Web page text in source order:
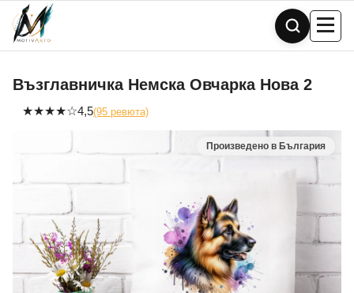
Skip
content
Възглавничка Немска Овчарка Нова 2
★★★★☆4,5(95 ревюта)